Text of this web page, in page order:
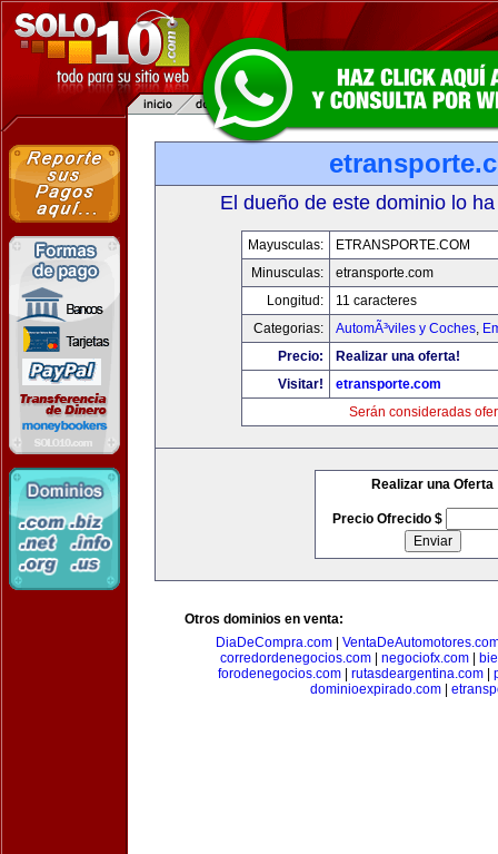
El dueño de este dominio lo
Mayusculas:
ETRANSPORTE.COM
Minusculas:
etransporte.com
Longitud:
11 caracteres
Categorias:
AutomÃ³viles y Coches,
Precio:
Realizar una oferta!
Visitar!
etransporte.com
Serán consideradas
Realizar una Oferta
Precio Ofrecido $
Otros dominios en venta:
DiaDeCompra.com|
corredordenegocios.com
negociofx.com
forodenegocios.com| rutasdeargentina.com|
dominioexpirado.com|